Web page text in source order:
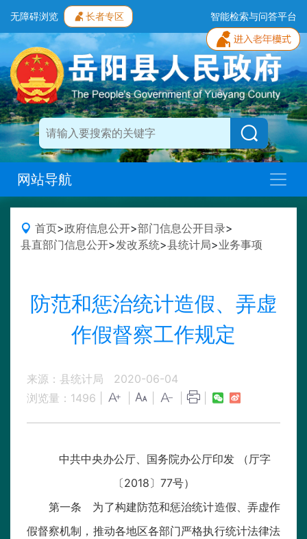
无障碍浏览 长者专区 智能检索与问答平台
网站导航
首页>政府信息公开>部门信息公开目录>
县直部门信息公开>发改系统>县统计局>业务事项
防范和惩治统计造假、弄虚
作假督察工作规定
来源：县统计局
2020-06-04
浏览量： 1496
中共中央办公厅、国务院办公厅印发 （厅字
〔2018〕77号）
第一条 为了构建防范和惩治统计造假、弄虚作
假督察机制，推动各地区各部门严格执行统计法律法